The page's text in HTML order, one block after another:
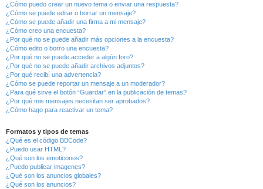
¿Cómo puedo crear un nuevo tema o enviar una respuesta?
¿Cómo se puede editar o borrar un mensaje?
¿Cómo se puede añadir una firma a mi mensaje?
¿Cómo creo una encuesta?
¿Por qué no se puede añadir más opciones a la encuesta?
¿Cómo edito o borro una encuesta?
¿Por qué no se puede acceder a algún foro?
¿Por qué no se puede añadir archivos adjuntos?
¿Por qué recibí una advertencia?
¿Cómo se puede reportar un mensaje a un moderador?
¿Para qué sirve el botón “Guardar” en la publicación de temas?
¿Por qué mis mensajes necesitan ser aprobados?
¿Cómo hago para reactivar un tema?
Formatos y tipos de temas
¿Qué es el código BBCode?
¿Puedo usar HTML?
¿Qué son los emoticonos?
¿Puedo publicar imagenes?
¿Qué son los anuncios globales?
¿Qué son los anuncios?